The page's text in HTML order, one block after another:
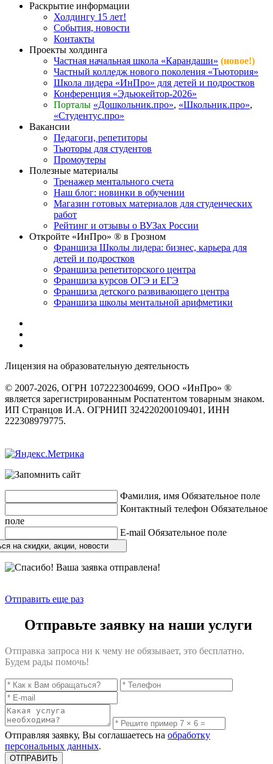
Раскрытие информации
Холдингу 15 лет!
События, новости
Контакты
Проекты холдинга
Частная начальная школа «Карандаши» (новое!)
Частный колледж нового поколения «Тьютория»
Школа лидера «ИнПро» для детей и подростков
Конференция «Эдьюкейтор-2026»
Порталы «Дошкольник.про», «Школьник.про»,
«Студентус.про»
Вакансии
Педагоги, репетиторы
Тьюторы для студентов
Промоутеры
Полезные материалы
Тренажер ментального счета
Наш блог: новинки в обучении
Магазин готовых материалов для студенческих
работ
Рейтинг и отзывы о ВУЗах России
Откройте «ИнПро» ® в Грозном
Франшиза Школы лидера: бизнес, карьера для
детей и подростков
Франшиза репетиторского центра
Франшиза курсов ОГЭ и ЕГЭ
Франшиза детского развивающего центра
Франшиза школы ментальной арифметики
Лицензия на образовательную деятельность
© 2007-2026, ОГРН 1072223004699, ООО «ИнПро» ®
является зарегистрированным Роспатентом товарным знаком.
ИП Странцов И.А. ОГРНИП 324220200109401, ИНН
222308979775.
Фамилия, имя Обязательное поле
Контактный телефон Обязательное
поле
E-mail Обязательное поле
на скидки, акции, новости
Отправить еще раз
Отправьте заявку на наши услуги
Отправка запроса ни к чему не обязывает, это бесплатно.
Будем рады помочь!
Отправляя заявку, Вы соглашаетесь на обработку
персональных данных.